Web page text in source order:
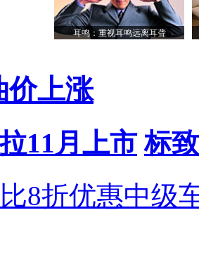
耳鸣：重视耳鸣远离耳聋
价上涨
11月上市 标
8折优惠中级